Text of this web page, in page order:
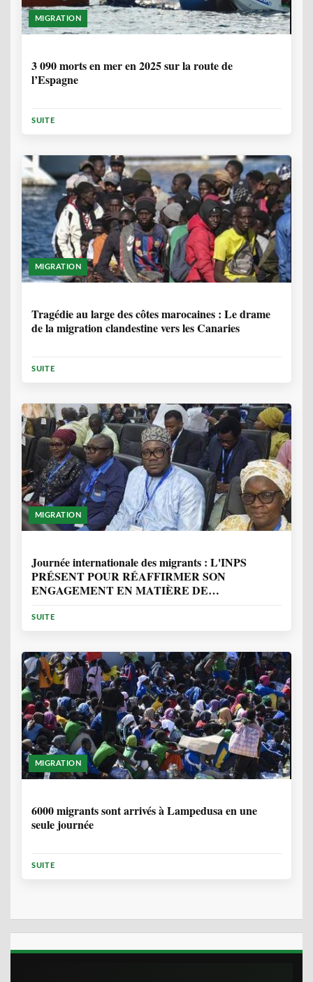
MIGRATION
3 090 morts en mer en 2025 sur la route de
l’Espagne
SUITE
MIGRATION
Tragédie au large des côtes marocaines : Le drame
de la migration clandestine vers les Canaries
SUITE
MIGRATION
Journée internationale des migrants : L'INPS
PRÉSENT POUR RÉAFFIRMER SON
ENGAGEMENT EN MATIÈRE DE
SUITE
MIGRATION
6000 migrants sont arrivés à Lampedusa en une
seule journée
SUITE